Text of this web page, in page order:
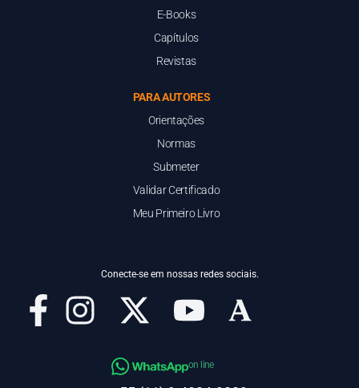
E-Books
Capítulos
Revistas
PARA AUTORES
Orientações
Normas
Submeter
Validar Certificado
Meu Primeiro Livro
Conecte-se em nossas redes sociais.
on line